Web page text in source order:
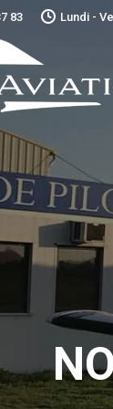
83 Lundi -